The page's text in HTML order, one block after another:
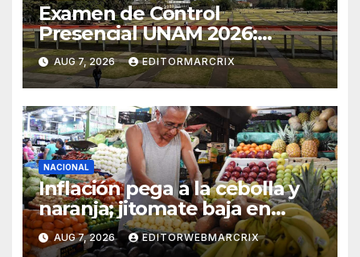
Examen de Control
Presencial UNAM 2026:
aspirantes ya pueden
consultar fecha, sede y
horario
AUG 7, 2026 EDITORMARCRIX
NACIONAL
Inflación pega a la cebolla y
naranja; jitomate baja en
México
AUG 7, 2026 EDITORWEBMARCRIX